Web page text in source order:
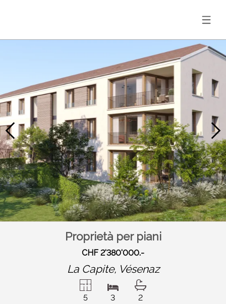
Proprietà per piani
CHF 2'380'000.-
La Capite, Vésenaz
5 3 2